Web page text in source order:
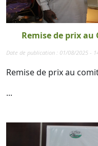
Remise de prix au
Date de publication : 01/08/2025 -
Remise de prix au
...